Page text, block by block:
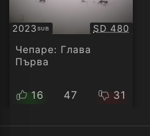
2023SUB
Субтитри Качество:
SD 480
Чепаре: Глава
Първа
16 47 31